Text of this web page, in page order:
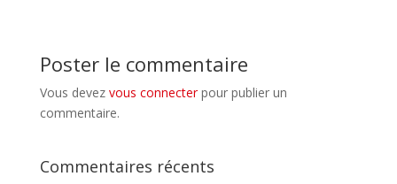
Poster le commentaire
Vous devez vous connecterpour publier un
commentaire.
Commentaires récents